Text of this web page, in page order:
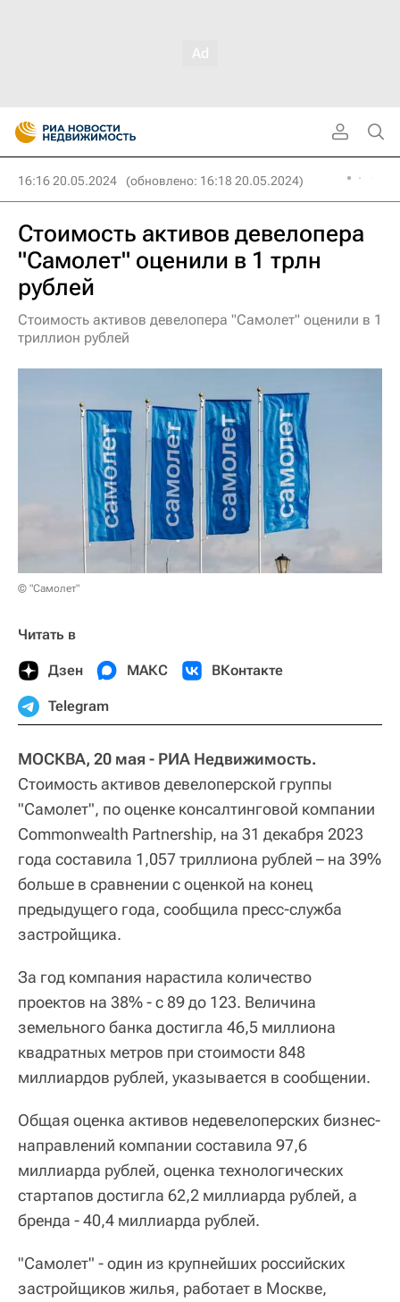
16:16 20.05.2024 (обновлено: 16:18 20.05.2024)
Стоимость активов девелопера
"Самолет" оценили в 1 трлн
рублей
Стоимость активов девелопера "Самолет" оценили в 1
триллион рублей
© "Самолет"
Читать в
Дзен МАКС ВКонтакте
Telegram
МОСКВА, 20 мая - РИА Недвижимость.
Стоимость активов девелоперской группы
"Самолет", по оценке консалтинговой компании
Commonwealth Partnership, на 31 декабря 2023
года составила 1,057 триллиона рублей – на 39%
больше в сравнении с оценкой на конец
предыдущего года, сообщила пресс-служба
застройщика.
За год компания нарастила количество
проектов на 38% - с 89 до 123. Величина
земельного банка достигла 46,5 миллиона
квадратных метров при стоимости 848
миллиардов рублей, указывается в сообщении.
Общая оценка активов недевелоперских бизнес-
направлений компании составила 97,6
миллиарда рублей, оценка технологических
стартапов достигла 62,2 миллиарда рублей, а
бренда - 40,4 миллиарда рублей.
"Самолет" - один из крупнейших российских
застройщиков жилья, работает в Москве,